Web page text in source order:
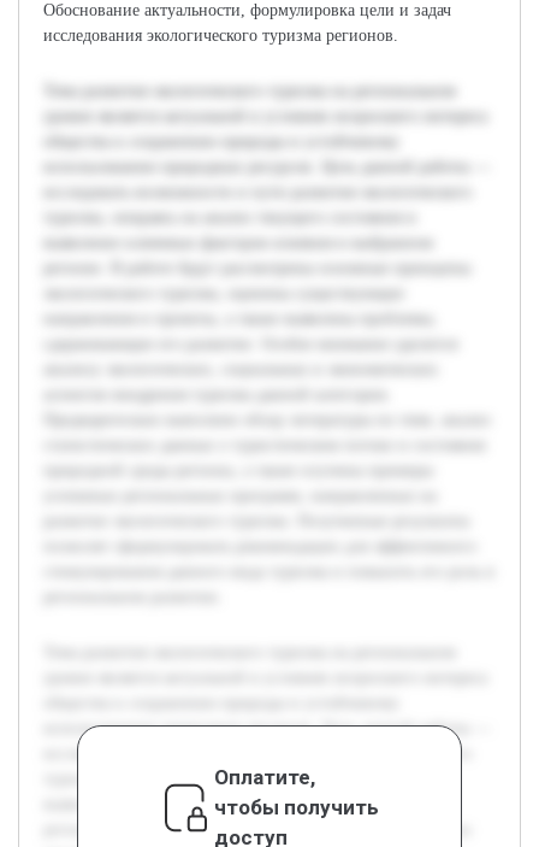
Обоснование актуальности, формулировка цели и задач
исследования экологического туризма регионов.
использованию природных ресурсов. Цель данной работы —
исследовать возможности и пути развития экологического
туризма, опираясь на анализ текущего состояния и
выявление ключевых факторов влияния в выбранном
регионе. В работе будут рассмотрены основные принципы
Оплатите,
чтобы получить
доступ